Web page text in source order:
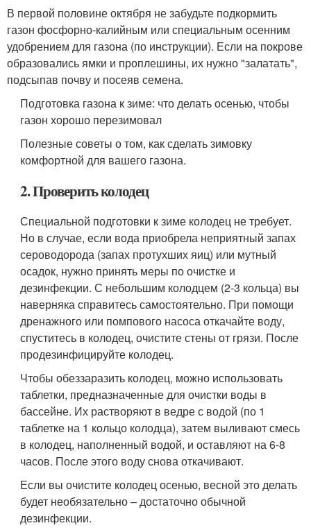
В первой половине октября не забудьте подкормить
газон фосфорно-калийным или специальным осенним
удобрением для газона (по инструкции). Если на покрове
образовались ямки и проплешины, их нужно "залатать",
подсыпав почву и посеяв семена.
Подготовка газона к зиме: что делать осенью, чтобы
газон хорошо перезимовал
Полезные советы о том, как сделать зимовку
комфортной для вашего газона.
2. Проверить колодец
Специальной подготовки к зиме колодец не требует.
Но в случае, если вода приобрела неприятный запах
сероводорода (запах протухших яиц) или мутный
осадок, нужно принять меры по очистке и
дезинфекции. С небольшим колодцем (2-3 кольца) вы
наверняка справитесь самостоятельно. При помощи
дренажного или помпового насоса откачайте воду,
спуститесь в колодец, очистите стены от грязи. После
продезинфицируйте колодец.
Чтобы обеззаразить колодец, можно использовать
таблетки, предназначенные для очистки воды в
бассейне. Их растворяют в ведре с водой (по 1
таблетке на 1 кольцо колодца), затем выливают смесь
в колодец, наполненный водой, и оставляют на 6-8
часов. После этого воду снова откачивают.
Если вы очистите колодец осенью, весной это делать
будет необязательно – достаточно обычной
дезинфекции.